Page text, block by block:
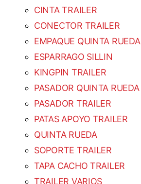
CINTA TRAILER
CONECTOR TRAILER
EMPAQUE QUINTA RUEDA
ESPARRAGO SILLIN
KINGPIN TRAILER
PASADOR QUINTA RUEDA
PASADOR TRAILER
PATAS APOYO TRAILER
QUINTA RUEDA
SOPORTE TRAILER
TAPA CACHO TRAILER
TRAILER VARIOS